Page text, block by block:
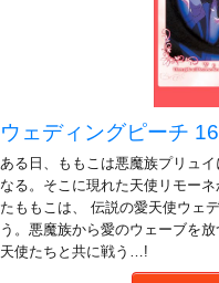
ウェディングピーチ 16
ある日、ももこは悪魔族プリュ
なる。そこに現れた天使リモー
たももこは、 伝説の愛天使ウェ
う。悪魔族から愛のウェーブを
天使たちと共に戦う…!